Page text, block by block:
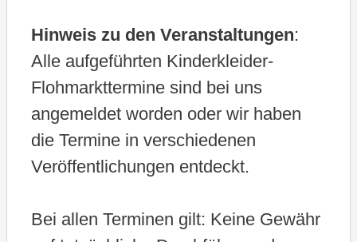
Hinweis zu den Veranstaltungen:
Alle aufgeführten Kinderkleider-
Flohmarkttermine sind bei uns
angemeldet worden oder wir haben
die Termine in verschiedenen
Veröffentlichungen entdeckt.
Bei allen Terminen gilt: Keine Gewähr